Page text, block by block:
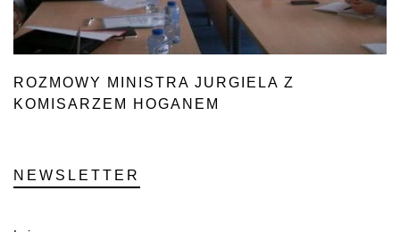
ROZMOWY MINISTRA JURGIELA Z
KOMISARZEM HOGANEM
NEWSLETTER